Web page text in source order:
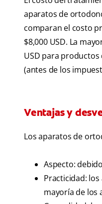
aparatos de
comparan el costo
$8,000 USD. La
USD para productos
(antes de los
Ventajas y
Los aparatos de
Aspecto:
Practicidad:
mayoría de los